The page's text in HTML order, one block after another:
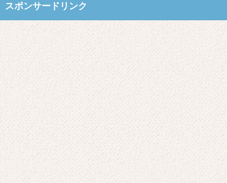
スポンサードリンク